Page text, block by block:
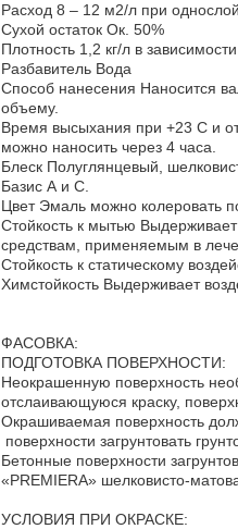
Расход 8 – 12 м2/л при
Сухой остаток Ок. 50%
Плотность 1,2 кг/л в
Разбавитель Вода
Способ нанесения Наносится
объему.
Время высыхания при +23 С и
можно наносить через 4 часа.
Блеск Полуглянцевый,
Базис А и С.
Цвет Эмаль можно колеровать
Стойкость к мытью
средствам, применяемым в
Стойкость к статическому
Химстойкость Выдерживает
ФАСОВКА:
ПОДГОТОВКА ПОВЕРХНОСТИ:
Неокрашенную поверхность
отслаивающуюся краску,
Окрашиваемая поверхность
поверхности загрунтовать
Бетонные поверхности
«PREMIERA» шелковисто-
УСЛОВИЯ ПРИ ОКРАСКЕ: